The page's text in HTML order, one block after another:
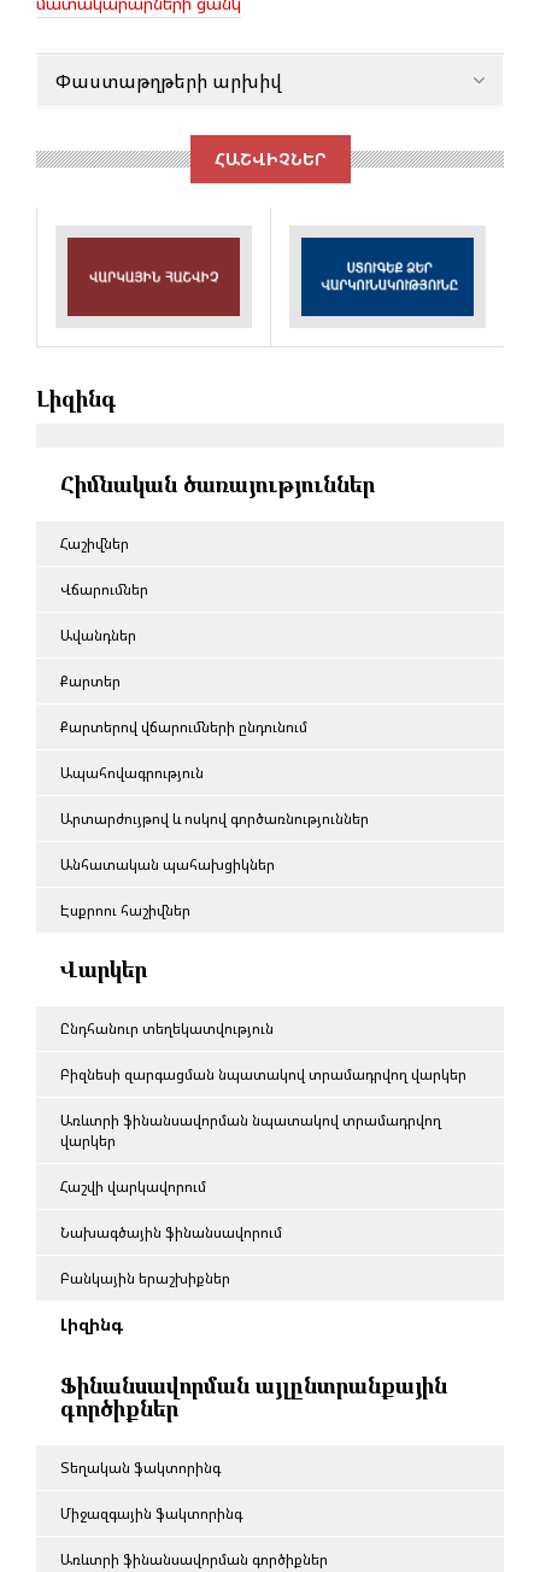
Փաստաթղթերի արխիվ
ՀԱՇՎԻՉՆԵՐ
Լիզինգ
Հիմնական ծառայություններ
Հաշիվներ
Վճարումներ
Ավանդներ
Քարտեր
Քարտերով վճարումների ընդունում
Ապահովագրություն
Արտարժույթով և ոսկով գործառնություններ
Անհատական պահախցիկներ
Էսքրոու հաշիվներ
Վարկեր
Ընդհանուր տեղեկատվություն
Բիզնեսի զարգացման նպատակով տրամադրվող վարկեր
Առևտրի ֆինանսավորման նպատակով տրամադրվող
վարկեր
Հաշվի վարկավորում
Նախագծային ֆինանսավորում
Բանկային երաշխիքներ
Լիզինգ
Ֆինանսավորման այլընտրանքային
գործիքներ
Տեղական ֆակտորինգ
Միջազգային ֆակտորինգ
Առևտրի ֆինանսավորման գործիքներ